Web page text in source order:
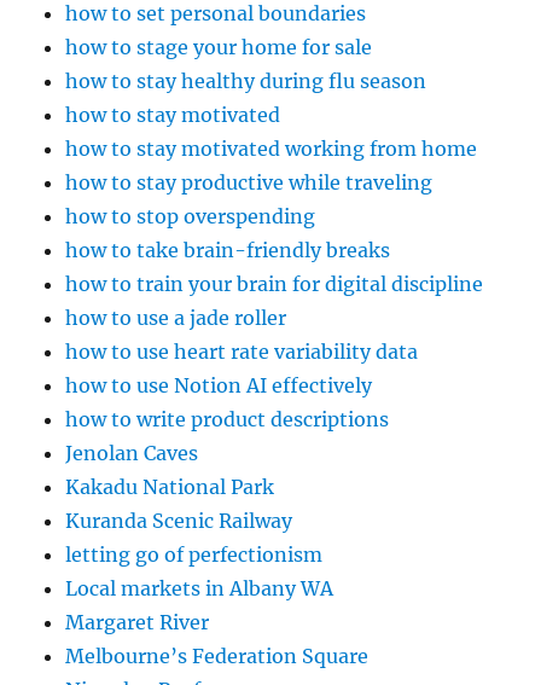
how to set personal boundaries
how to stage your home for sale
how to stay healthy during flu season
how to stay motivated
how to stay motivated working from home
how to stay productive while traveling
how to stop overspending
how to take brain-friendly breaks
how to train your brain for digital discipline
how to use a jade roller
how to use heart rate variability data
how to use Notion AI effectively
how to write product descriptions
Jenolan Caves
Kakadu National Park
Kuranda Scenic Railway
letting go of perfectionism
Local markets in Albany WA
Margaret River
Melbourne’s Federation Square